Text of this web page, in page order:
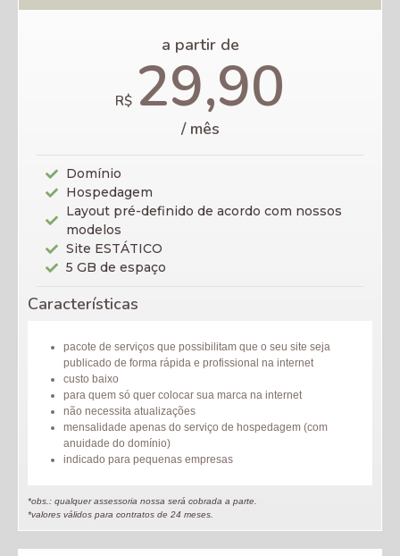
a partir de
R$ 29,90
/ mês
Domínio
Hospedagem
Layout pré-definido de acordo com nossos
modelos
Site ESTÁTICO
5 GB de espaço
Características
pacote de serviços que possibilitam que o seu site seja
publicado de forma rápida e profissional na internet
custo baixo
para quem só quer colocar sua marca na internet
não necessita atualizações
mensalidade apenas do serviço de hospedagem (com
anuidade do domínio)
indicado para pequenas empresas
*obs.: qualquer assessoria nossa será cobrada a parte.
*valores válidos para contratos de 24 meses.